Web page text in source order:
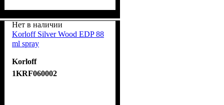
Нет в наличии
Korloff Silver Wood EDP 88
ml spray
Korloff
1KRF060002